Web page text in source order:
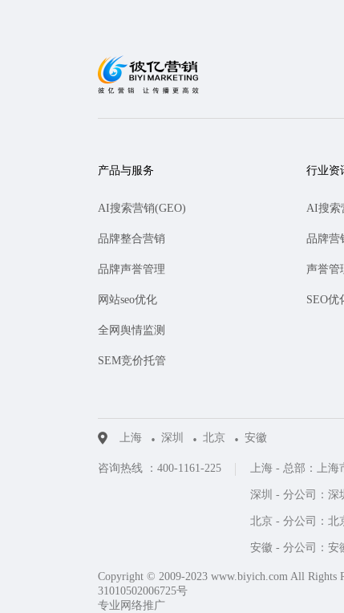
产品与服务
AI搜索营销(GEO)
品牌整合营销
品牌声誉管理
网站seo优化
全网舆情监测
SEM竞价托管
行业资
AI搜索
品牌营
声誉管
SEO优
上海 深圳 北京 安徽
咨询热线 ：400-1161-225 上海 - 总部：上海
深圳 - 分公司：深
北京 - 分公司：北
安徽 - 分公司：安
Copyright © 2009-2023 www.biyich.com All Rights
31010502006725号
专业网络推广